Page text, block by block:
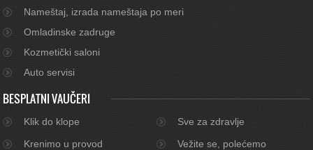
Nameštaj, izrada nameštaja po meri
Omladinske zadruge
Kozmetički saloni
Auto servisi
BESPLATNI VAUČERI
Klik do klope
Sve za zdravlje
Krenimo u provod
Vežite se, polećemo